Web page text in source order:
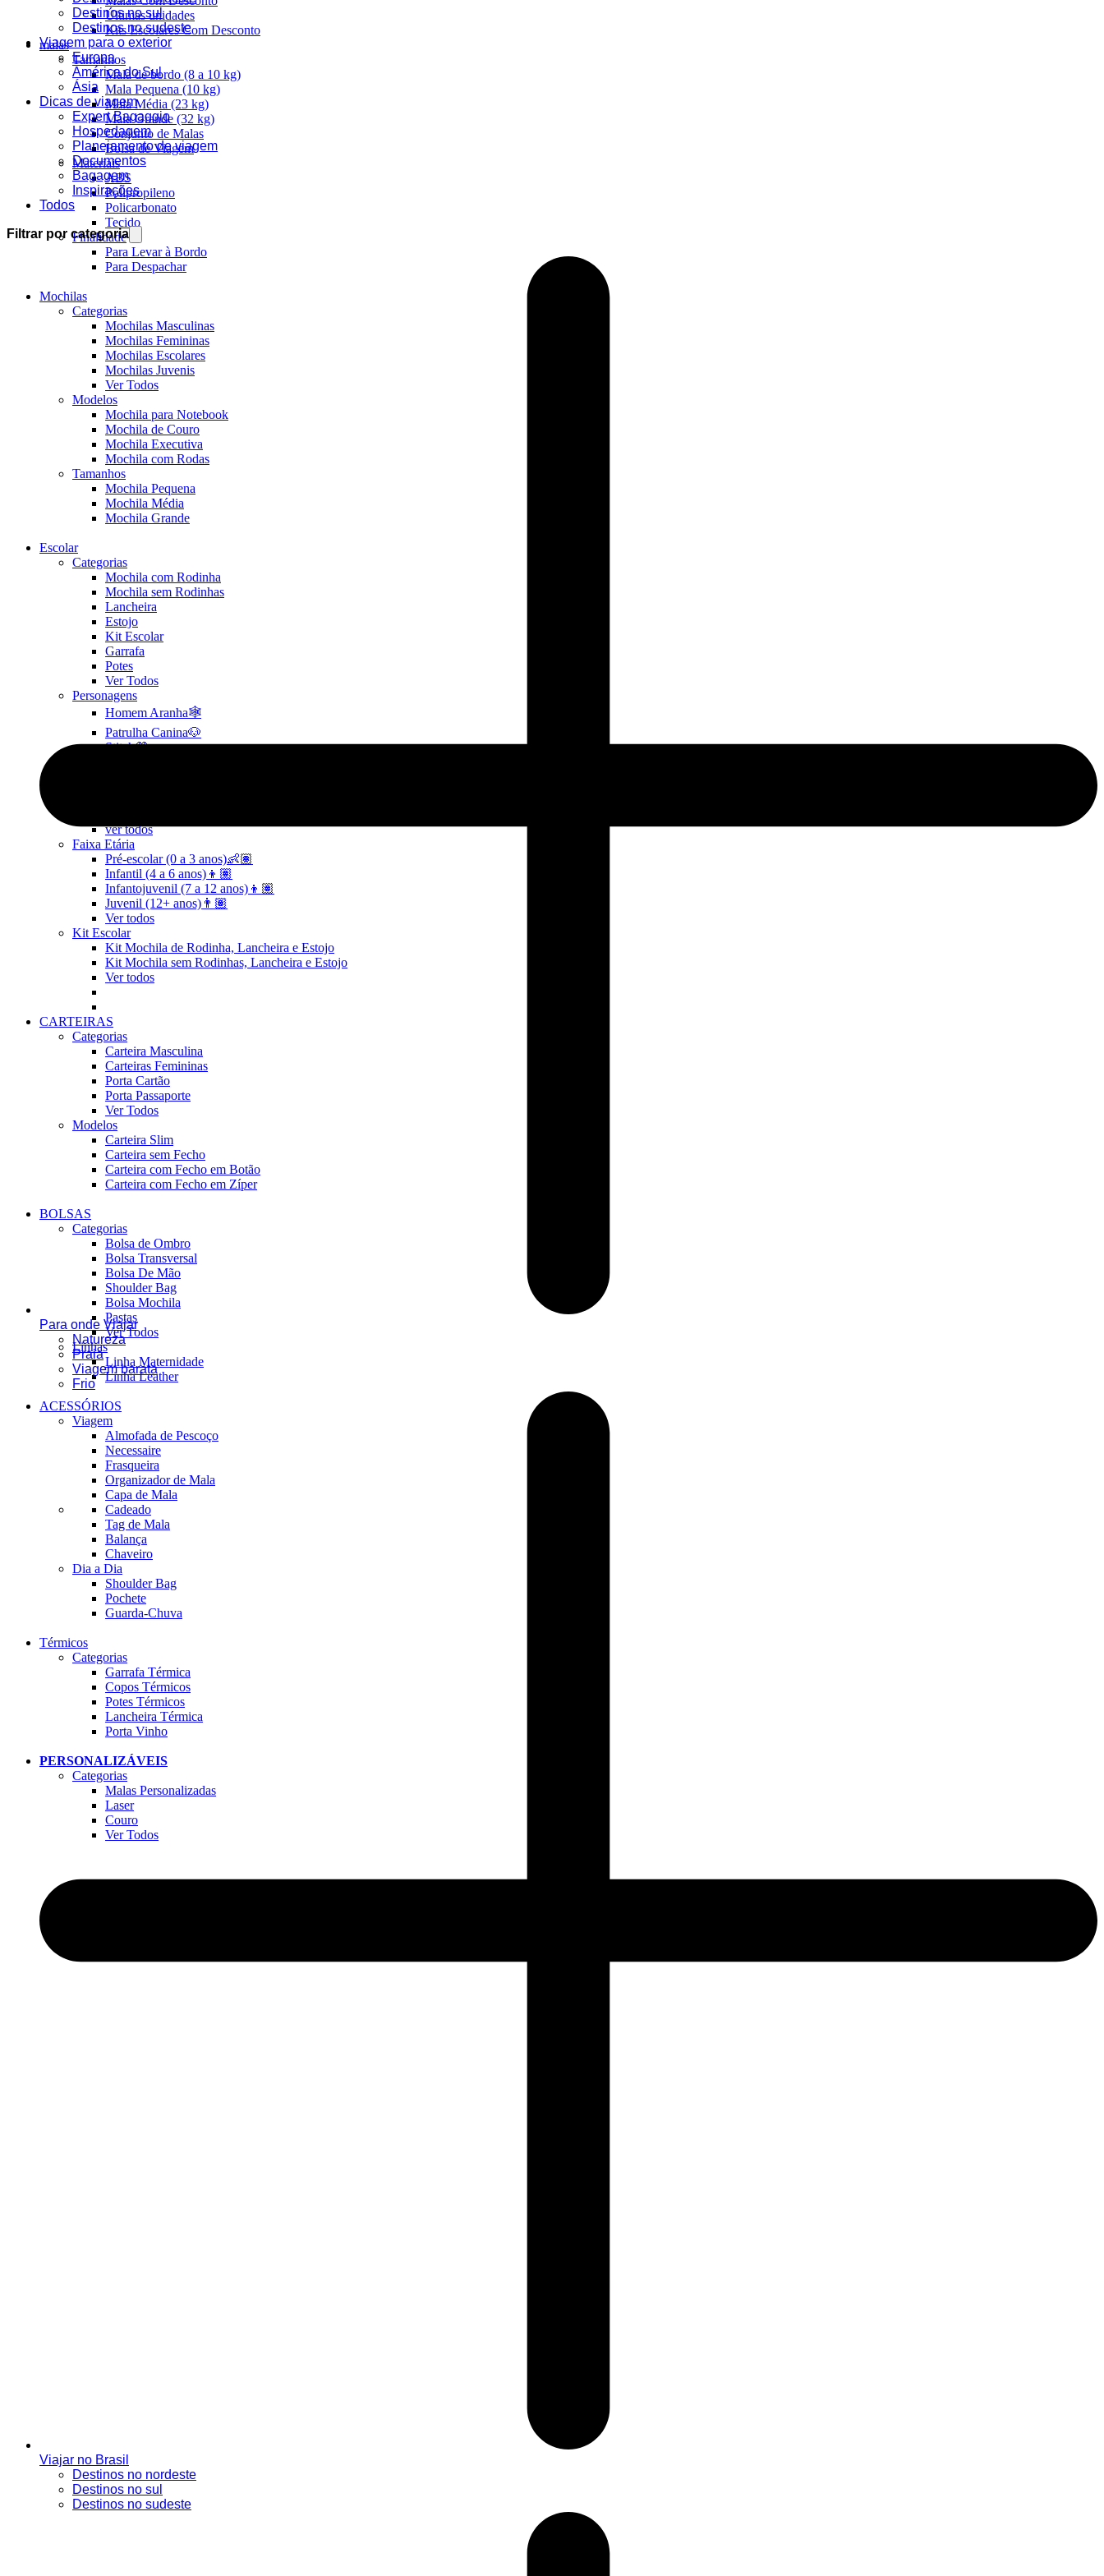
Últimas unidades
Kits Escolares Com Desconto
malas
Tamanhos
Mala de bordo (8 a 10 kg)
Mala Pequena (10 kg)
Mala Média (23 kg)
Mala Grande (32 kg)
Conjunto de Malas
Bolsa de Viagem
Materiais
ABS
Polipropileno
Policarbonato
Tecido
Finalidade
Para Levar à Bordo
Para Despachar
Mochilas
Categorias
Mochilas Masculinas
Mochilas Femininas
Mochilas Escolares
Mochilas Juvenis
Ver Todos
Modelos
Mochila para Notebook
Mochila de Couro
Mochila Executiva
Mochila com Rodas
Tamanhos
Mochila Pequena
Mochila Média
Mochila Grande
Escolar
Categorias
Mochila com Rodinha
Mochila sem Rodinhas
Lancheira
Estojo
Kit Escolar
Garrafa
Potes
Ver Todos
Personagens
Homem Aranha🕸️
Patrulha Canina🐶
Stitch💜
ver todos
Faixa Etária
Pré-escolar (0 a 3 anos)👶🏽
Infantil (4 a 6 anos)👦🏽
Infantojuvenil (7 a 12 anos)👦🏽
Juvenil (12+ anos)👨🏽
Ver todos
Kit Escolar
Kit Mochila de Rodinha, Lancheira e Estojo
Kit Mochila sem Rodinhas, Lancheira e Estojo
Ver todos
CARTEIRAS
Categorias
Carteira Masculina
Carteiras Femininas
Porta Cartão
Porta Passaporte
Ver Todos
Modelos
Carteira Slim
Carteira sem Fecho
Carteira com Fecho em Botão
Carteira com Fecho em Zíper
BOLSAS
Categorias
Bolsa de Ombro
Bolsa Transversal
Bolsa De Mão
Shoulder Bag
Bolsa Mochila
Pastas
Ver Todos
Linhas
Linha Maternidade
Linha Leather
ACESSÓRIOS
Viagem
Almofada de Pescoço
Necessaire
Frasqueira
Organizador de Mala
Capa de Mala
Cadeado
Tag de Mala
Balança
Chaveiro
Dia a Dia
Shoulder Bag
Pochete
Guarda-Chuva
Térmicos
Categorias
Garrafa Térmica
Copos Térmicos
Potes Térmicos
Lancheira Térmica
Porta Vinho
PERSONALIZÁVEIS
Categorias
Malas Personalizadas
Laser
Couro
Ver Todos
Destinos no sul
Destinos no sudeste
Viagem para o exterior
Europa
América do Sul
Ásia
Dicas de viagem
Expert Bagaggio
Hospedagem
Planejamento de viagem
Documentos
Bagagem
Inspirações
Todos
Filtrar por categoria
Para onde Viajar
Natureza
Praia
Viagem barata
Frio
Viajar no Brasil
Destinos no nordeste
Destinos no sul
Destinos no sudeste